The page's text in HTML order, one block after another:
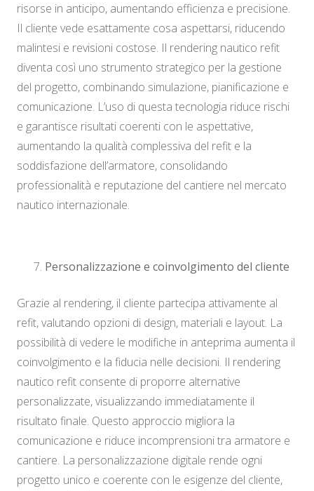
risorse in anticipo, aumentando efficienza e precisione.
Il cliente vede esattamente cosa aspettarsi, riducendo
malintesi e revisioni costose. Il rendering nautico refit
diventa così uno strumento strategico per la gestione
del progetto, combinando simulazione, pianificazione e
comunicazione. L’uso di questa tecnologia riduce rischi
e garantisce risultati coerenti con le aspettative,
aumentando la qualità complessiva del refit e la
soddisfazione dell’armatore, consolidando
professionalità e reputazione del cantiere nel mercato
nautico internazionale.
Personalizzazione e coinvolgimento del cliente
Grazie al rendering, il cliente partecipa attivamente al
refit, valutando opzioni di design, materiali e layout. La
possibilità di vedere le modifiche in anteprima aumenta il
coinvolgimento e la fiducia nelle decisioni. Il rendering
nautico refit consente di proporre alternative
personalizzate, visualizzando immediatamente il
risultato finale. Questo approccio migliora la
comunicazione e riduce incomprensioni tra armatore e
cantiere. La personalizzazione digitale rende ogni
progetto unico e coerente con le esigenze del cliente,